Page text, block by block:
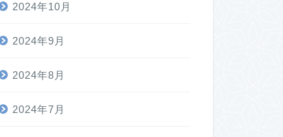
2024年10月
2024年9月
2024年8月
2024年7月